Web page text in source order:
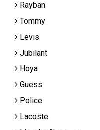
Rayban
Tommy
Levis
Jubilant
Hoya
Guess
Police
Lacoste